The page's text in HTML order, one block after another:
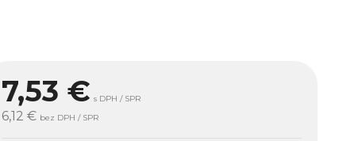
7,53 € s DPH / SPR
6,12 € bez DPH / SPR